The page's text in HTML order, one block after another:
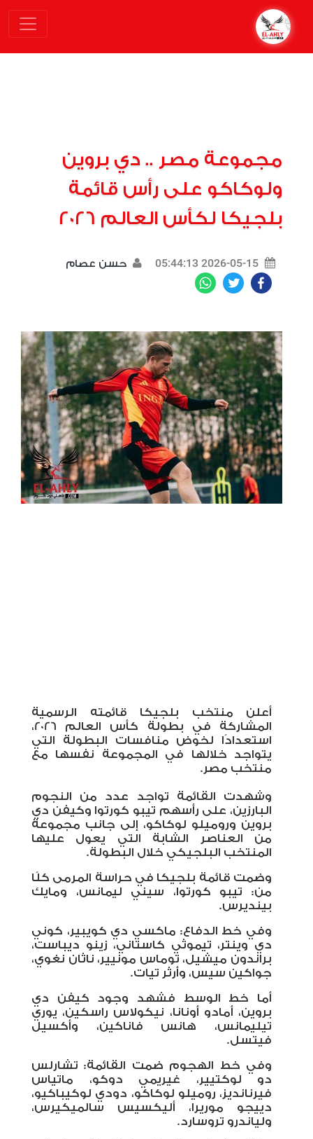
مجموعة مصر .. دي بروين
ولوكاكو على رأس قائمة
بلجيكا لكأس العالم 2026
2026-05-15 05:44:13 حسن عصام
Facebook
Twitter
أعلن منتخب بلجيكا قائمته الرسمية
المشاركة في بطولة كأس العالم 2026،
استعدادًا لخوض منافسات البطولة التي
يتواجد خلالها في المجموعة نفسها مع
منتخب مصر .
وشهدت القائمة تواجد عدد من النجوم
البارزين، على رأسهم تيبو كورتوا وكيفن دي
بروين وروميلو لوكاكو، إلى جانب مجموعة
من العناصر الشابة التي يعول عليها
المنتخب البلجيكي خلال البطولة.
وضمت قائمة بلجيكا في حراسة المرمى كلًا
من: تيبو كورتوا، سيني ليمانس، ومايك
بينديرس.
وفي خط الدفاع: ماكسي دي كويبير، كوني
دي وينتر، تيموثي كاستاني، زينو ديباست،
براندون ميشيل، توماس مونيير، ناثان نغوي،
جواكين سيس، وأرثر تيات.
أما خط الوسط فشهد وجود كيفن دي
بروين، أمادو أونانا، نيكولاس راسكين، يوري
تيليمانس، هانس فاناكين، وأكسيل
فيتسل.
وفي خط الهجوم ضمت القائمة: تشارلس
دو لوكتيير، غيريمي دوكو، ماتياس
فيرنانديز، روميلو لوكاكو، دودي لوكيباكيو،
دييجو موريرا، أليكسيس سالميكيرس،
ولياندرو تروسارد.